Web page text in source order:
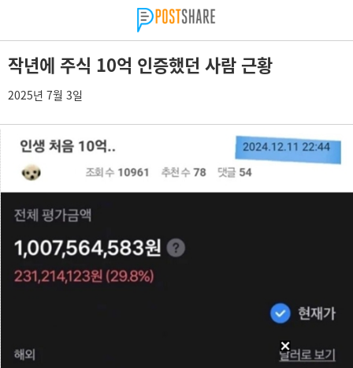
작년에 주식 10억 인증했던 사람 근황
2025년 7월 3일